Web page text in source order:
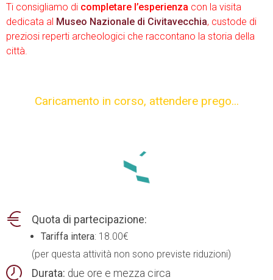
Ti consigliamo di completare l’esperienza con la visita
dedicata al Museo Nazionale di Civitavecchia, custode di
preziosi reperti archeologici che raccontano la storia della
città.
Caricamento in corso, attendere prego...
Quota di partecipazione:
Tariffa intera: 18.00€
(per questa attività non sono previste riduzioni)
Durata: due ore e mezza circa